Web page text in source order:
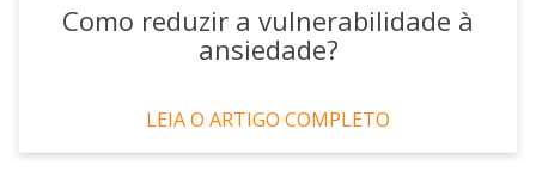
Como reduzir a vulnerabilidade à
ansiedade?
LEIA O ARTIGO COMPLETO